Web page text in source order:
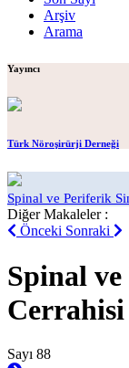
Arşiv
Arama
Yayıncı
Türk Nöroşirürji Derneği
Spinal ve Periferik
Diğer Makaleler :
Önceki Sonraki
Spinal
Sayı 88